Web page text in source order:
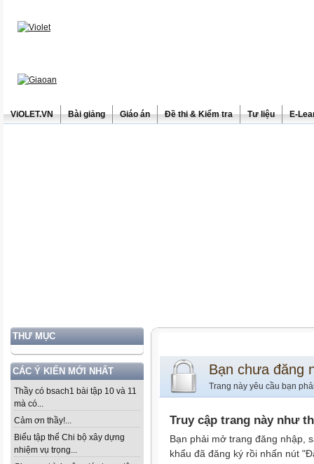
ViOLET.VN Bài giảng Giáo án Đề thi & Kiểm tra Tư liệu E-
THƯ MỤC
CÁC Ý KIẾN MỚI NHẤT
Thầy có bsach1 bài tập 10 và 11
mà có...
Cảm ơn thầy!...
Biểu tập thể Chi bộ xây dựng
nhiệm vụ trọng...
Bạn chưa đăng
Trang này yêu cầu bạn
Truy cập trang này như
Bạn phải mở trang đăng nhập,
khẩu đã đăng ký rồi nhấn nút